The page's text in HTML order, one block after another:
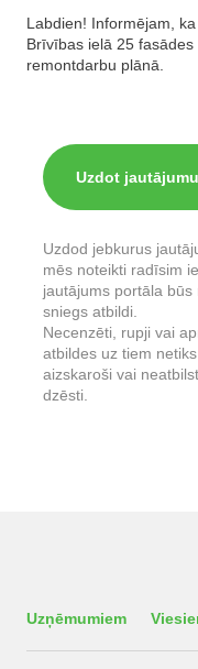
Labdien! Informējam,
Brīvības ielā 25
remontdarbu plānā.
Uzdot jautājumu
Uzdod jebkurus
mēs noteikti radīsim
jautājums portāla
sniegs atbildi.
Necenzēti, rupji vai
atbildes uz tiem
aizskaroši vai
dzēsti.
Uzņēmumiem